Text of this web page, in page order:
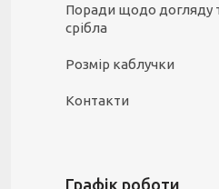
Поради щодо догляду
срібла
Розмір каблучки
Контакти
Графік роботи